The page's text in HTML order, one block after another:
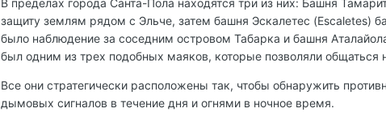
В пределах города Санта-Пола находятся три из них: Башня
защиту землям рядом с Эльче, затем башня Эскалетес (Escaletes)
было наблюдение за соседним островом Табарка и башня
был одним из трех подобных маяков, которые позволяли общаться
Все они стратегически расположены так, чтобы обнаружить
дымовых сигналов в течение дня и огнями в ночное время.